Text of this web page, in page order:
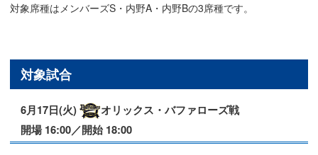
対象席種はメンバーズS・内野A・内野Bの3席種です。
対象試合
6月17日(火)
オリックス・バファローズ戦
開場 16:00／開始 18:00